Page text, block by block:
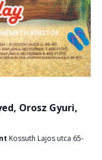
Orosz Gyuri,
Kossuth Lajos utca 65-